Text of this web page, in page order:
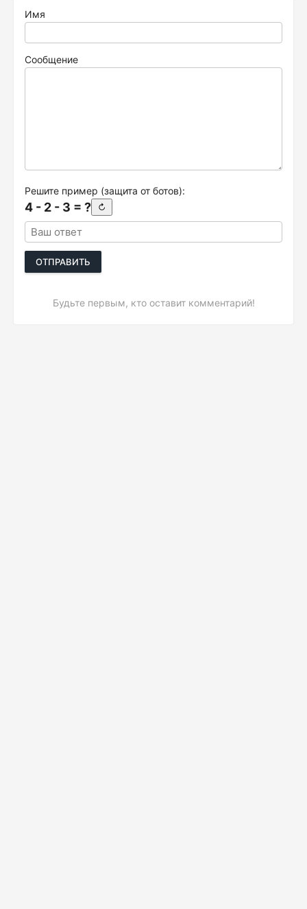
Имя
Сообщение
Решите пример (защита от ботов):
4 - 2 - 3 = ? ↻
ОТПРАВИТЬ
Будьте первым, кто оставит комментарий!